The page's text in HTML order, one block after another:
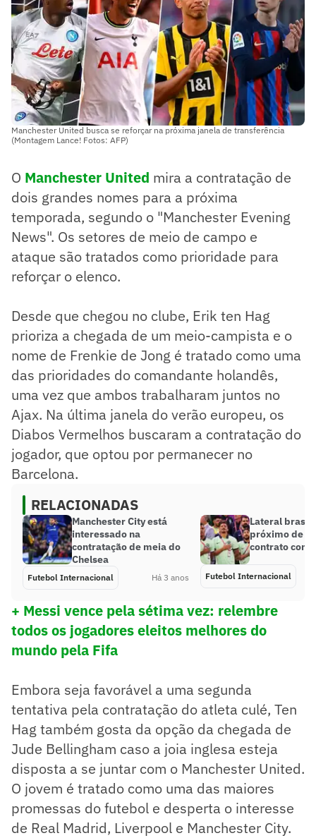
Manchester United busca se reforçar na próxima janela de transferência
(Montagem Lance! Fotos: AFP)
O Manchester United mira a contratação de
dois grandes nomes para a próxima
temporada, segundo o "Manchester Evening
News". Os setores de meio de campo e
ataque são tratados como prioridade para
reforçar o elenco.
Desde que chegou no clube, Erik ten Hag
prioriza a chegada de um meio-campista e o
nome de Frenkie de Jong é tratado como uma
das prioridades do comandante holandês,
uma vez que ambos trabalharam juntos no
Ajax. Na última janela do verão europeu, os
Diabos Vermelhos buscaram a contratação do
jogador, que optou por permanecer no
Barcelona.
RELACIONADAS
Manchester City está
interessado na
contratação de meia do
Chelsea
Futebol Internacional Há 3 anos
Lateral
próximo de
contrato com
Futebol Internacional
+ Messi vence pela sétima vez: relembre
todos os jogadores eleitos melhores do
mundo pela Fifa
Embora seja favorável a uma segunda
tentativa pela contratação do atleta culé, Ten
Hag também gosta da opção da chegada de
Jude Bellingham caso a joia inglesa esteja
disposta a se juntar com o Manchester United.
O jovem é tratado como uma das maiores
promessas do futebol e desperta o interesse
de Real Madrid, Liverpool e Manchester City.